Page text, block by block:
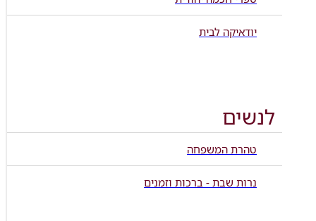
יודאיקה לבית
לנשים
טהרת המשפחה
נרות שבת - ברכות וזמנים